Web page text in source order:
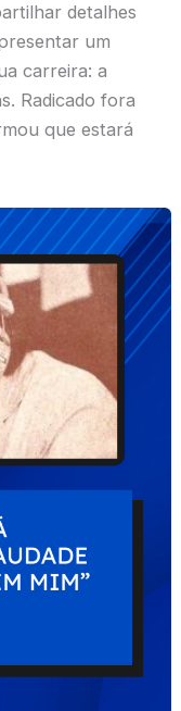
detalhes
um
carreira: a
Radicado fora
que estará